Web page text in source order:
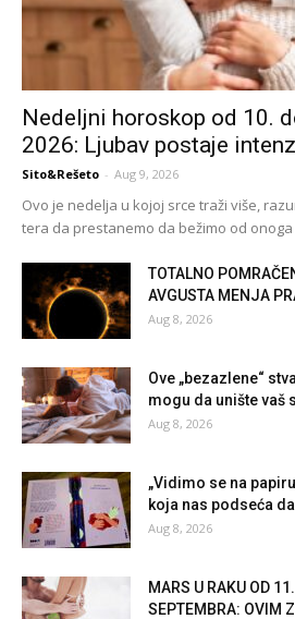
Nedeljni horoskop od 10.
2026: Ljubav postaje
Sito&Rešeto - Aug 9, 2026
Ovo je nedelja u kojoj srce traži više,
tera da prestanemo da bežimo od onoga
TOTALNO
AVGUSTA MENJA
Aug 8, 2026
Ove „bezazlene“
mogu da unište vaš
Aug 8, 2026
„Vidimo se na
koja nas podseća
Aug 8, 2026
MARS U RAKU OD
SEPTEMBRA: OVIM